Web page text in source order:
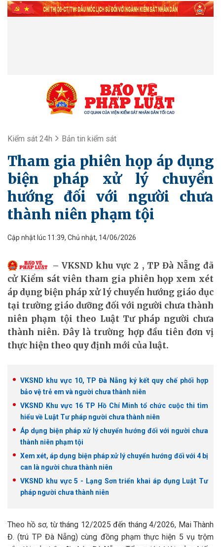
Kiểm sát 24h Bản tin kiểm sát
Tham gia phiên họp áp dụng
biện pháp xử lý chuyển
hướng đối với người chưa
thành niên phạm tội
Cập nhật lúc 11:39, Chủ nhật, 14/06/2026
VKSND khu vực 2 , TP Đà Nẵng đã
cử Kiểm sát viên tham gia phiên họp xem xét
áp dụng biện pháp xử lý chuyển hướng giáo dục
tại trường giáo dưỡng đối với người chưa thành
niên phạm tội theo Luật Tư pháp người chưa
thành niên. Đây là trường hợp đầu tiên đơn vị
thực hiện theo quy định mới của luật.
VKSND khu vực 10, TP Đà Nẵng ký kết quy chế phối hợp
bảo vệ trẻ em và người chưa thành niên
VKSND Khu vực 16 TP Hồ Chí Minh tổ chức cuộc thi tìm
hiểu về Luật Tư pháp người chưa thành niên
Áp dụng biện pháp xử lý chuyển hướng đối với người chưa
thành niên phạm tội
Xem xét, áp dụng biện pháp xử lý chuyển hướng đối với 4 bị
can là người chưa thành niên
VKSND khu vực 5 - Lạng Sơn triển khai áp dụng Luật Tư
pháp người chưa thành niên
Theo hồ sơ, từ tháng 12/2025 đến tháng 4/2026, Mai Thành
Đ. (trú TP Đà Nẵng) cùng đồng phạm thực hiện 5 vụ trộm